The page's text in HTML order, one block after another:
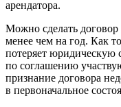
арендатора.
Можно сделать договор
менее чем на год. Как
потеряет юридическую
по соглашению
признание договора
в первоначальное